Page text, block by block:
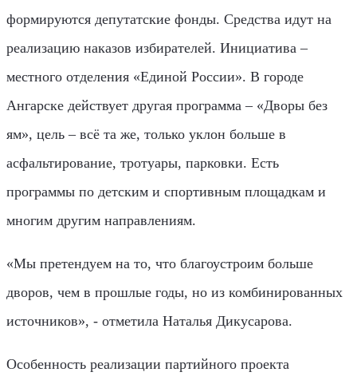
формируются депутатские фонды. Средства идут на
реализацию наказов избирателей. Инициатива –
местного отделения «Единой России». В городе
Ангарске действует другая программа – «Дворы без
ям», цель – всё та же, только уклон больше в
асфальтирование, тротуары, парковки. Есть
программы по детским и спортивным площадкам и
многим другим направлениям.
«Мы претендуем на то, что благоустроим больше
дворов, чем в прошлые годы, но из комбинированных
источников», - отметила Наталья Дикусарова.
Особенность реализации партийного проекта